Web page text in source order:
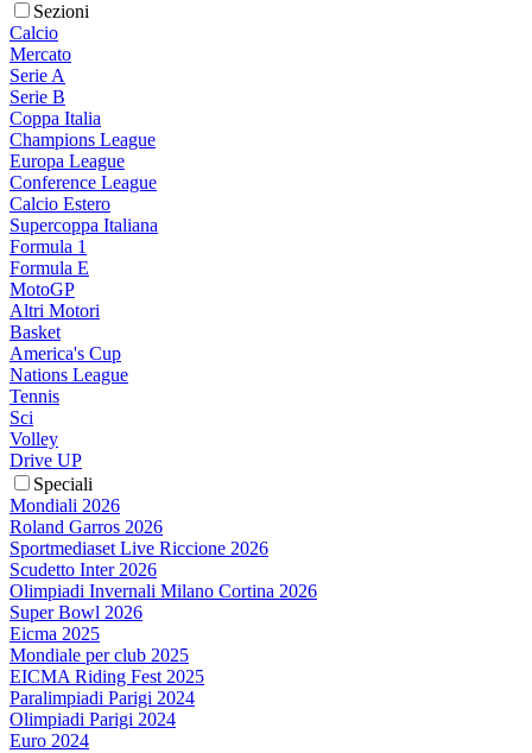
Sezioni
Calcio
Mercato
Serie A
Serie B
Coppa Italia
Champions League
Europa League
Conference League
Calcio Estero
Supercoppa Italiana
Formula 1
Formula E
MotoGP
Altri Motori
Basket
America's Cup
Nations League
Tennis
Sci
Volley
Drive UP
Speciali
Mondiali 2026
Roland Garros 2026
Sportmediaset Live Riccione 2026
Scudetto Inter 2026
Olimpiadi Invernali Milano Cortina 2026
Super Bowl 2026
Eicma 2025
Mondiale per club 2025
EICMA Riding Fest 2025
Paralimpiadi Parigi 2024
Olimpiadi Parigi 2024
Euro 2024